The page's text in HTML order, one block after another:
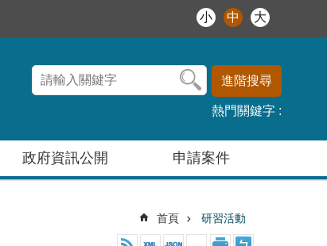
小 中 大
進階搜尋
熱門關鍵字
政府資訊公開 申請案件
首頁 研習活動